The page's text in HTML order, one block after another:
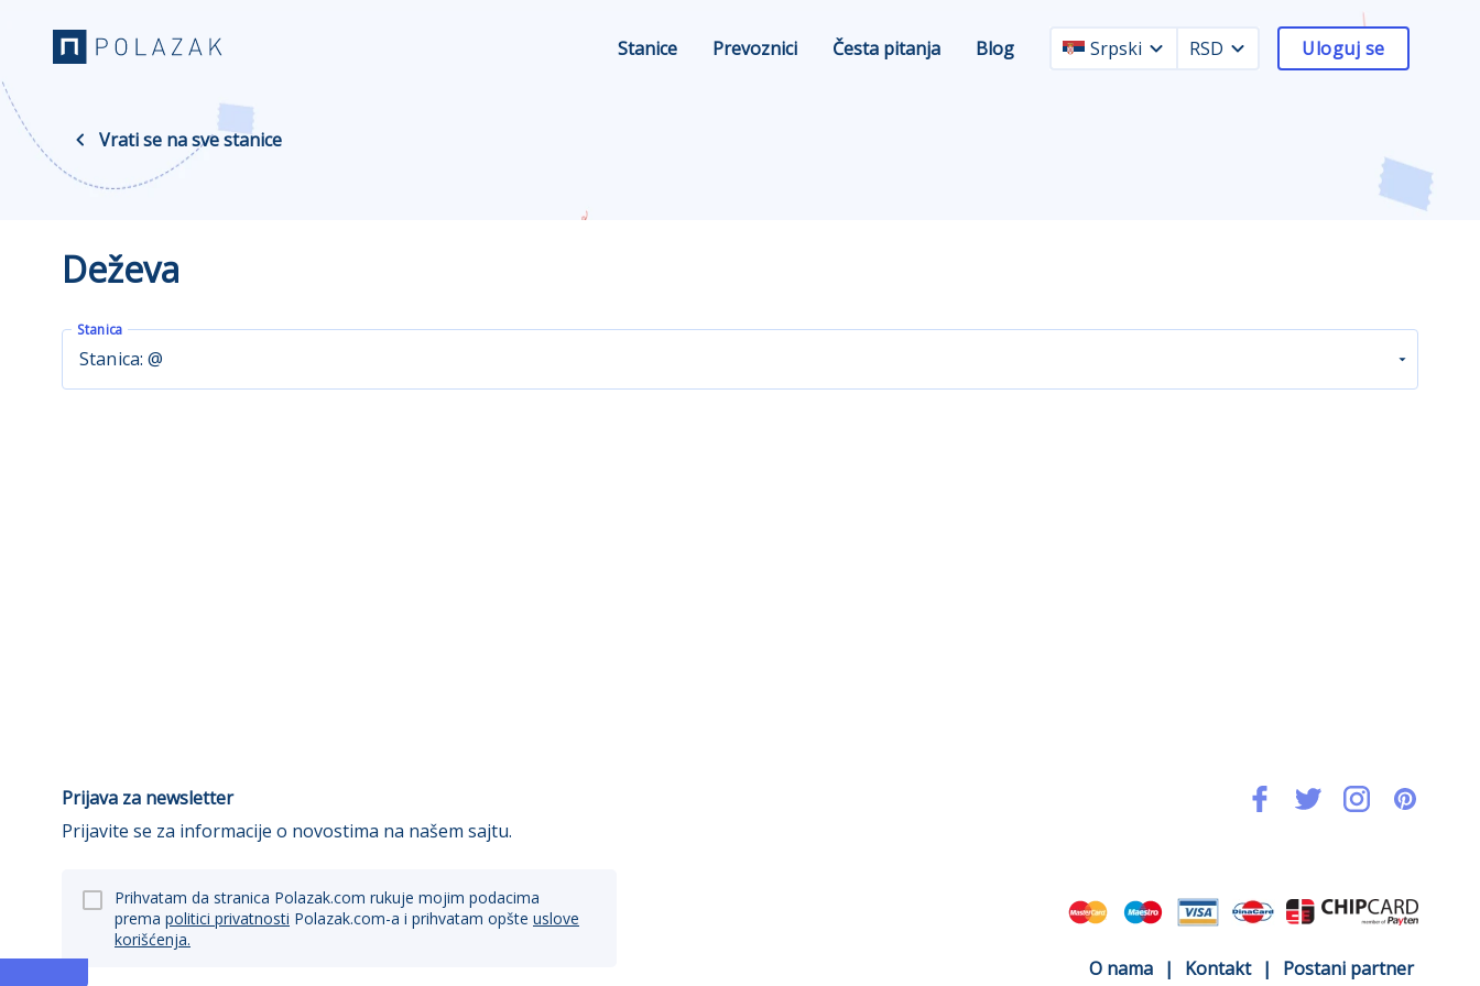
Stanice Prevoznici Česta pitanja Blog Srpski RSD Uloguj se
Vrati se na sve stanice
Deževa
Stanica
Stanica: @
Prijava za newsletter
Prijavite se za informacije o novostima na našem sajtu.
Prihvatam da stranica Polazak.com rukuje mojim podacima
prema politici privatnosti Polazak.com-a i prihvatam opšte uslove
korišćenja.
O nama | Kontakt | Postani partner